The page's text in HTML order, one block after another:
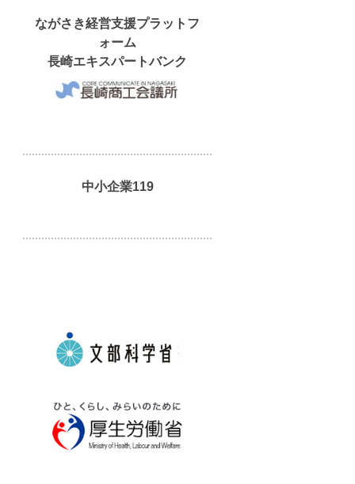
ながさき経営支援プラットフ
ォーム
長崎エキスパートバンク
中小企業119